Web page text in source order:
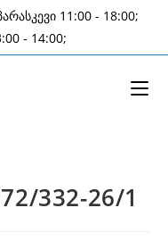
11:00 - 18:00;
- 14:00;
332-26/1